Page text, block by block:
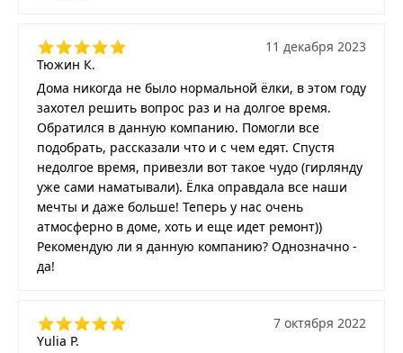
Тюжин К.
11 декабря 2023
Дома никогда не было нормальной ёлки, в этом году
захотел решить вопрос раз и на долгое время.
Обратился в данную компанию. Помогли все
подобрать, рассказали что и с чем едят. Спустя
недолгое время, привезли вот такое чудо (гирлянду
уже сами наматывали). Ёлка оправдала все наши
мечты и даже больше! Теперь у нас очень
атмосферно в доме, хоть и еще идет ремонт))
Рекомендую ли я данную компанию? Однозначно -
да!
Yulia P.
7 октября 2022